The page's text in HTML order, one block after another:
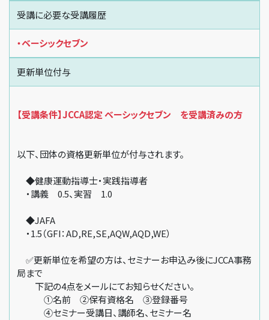
受講に必要な受講履歴
・ベーシックセブン
更新単位付与
【受講条件】JCCA認定 ベーシックセブン を受講済みの方
以下、団体の資格更新単位が付与されます。
◆健康運動指導士・実践指導者
・講義 0.5、実習 1.0
◆JAFA
・1.5（GFI：AD,RE,SE,AQW,AQD,WE）
✅更新単位を希望の方は、セミナーお申込み後にJCCA事務
局まで
下記の4点をメールにてお知らせください。
①名前 ②保有資格名 ③登録番号
④セミナー受講日、講師名、セミナー名